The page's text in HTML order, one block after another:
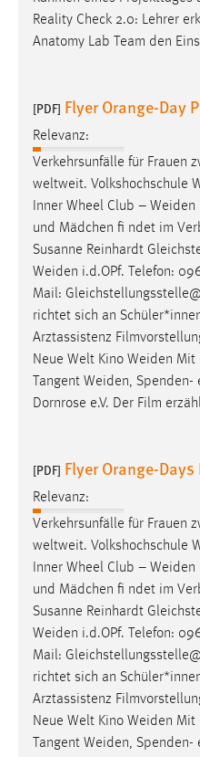
Reality Check 2.0: Lehrer
Anatomy Lab Team den
[PDF] Flyer Orange-Day
Relevanz:
Verkehrsunfälle für Frauen
weltweit. Volkshochschule
Inner Wheel Club – Weiden
und Mädchen fi ndet im
Susanne Reinhardt
Weiden i.d.OPf. Telefon:
Mail:
richtet sich an
Arztassistenz
Neue Welt Kino Weiden Mit
Tangent Weiden, Spenden-
Dornrose e.V. Der Film
[PDF] Flyer Orange-
Relevanz:
Verkehrsunfälle für Frauen
weltweit. Volkshochschule
Inner Wheel Club – Weiden
und Mädchen fi ndet im
Susanne Reinhardt
Weiden i.d.OPf. Telefon:
Mail:
richtet sich an
Arztassistenz
Neue Welt Kino Weiden Mit
Tangent Weiden, Spenden-